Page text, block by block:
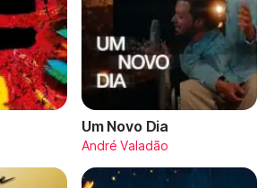
Um Novo Dia
André Valadão